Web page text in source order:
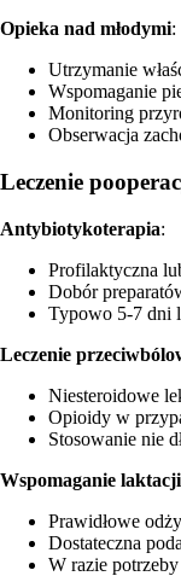
Opieka nad młodymi:
Utrzymanie
Wspomaganie
Monitoring
Obserwacja
Leczenie
Antybiotykoterapia:
Profilaktyczna
Dobór
Typowo 5-7 dni
Leczenie
Niesteroidowe
Opioidy w
Stosowanie nie
Wspomaganie laktacji
Prawidłowe
Dostateczna
W razie